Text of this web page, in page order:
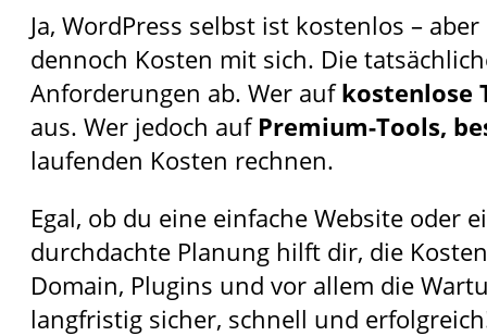
Ja, WordPress selbst ist kostenlos –
dennoch Kosten mit sich. Die
Anforderungen ab. Wer aufkostenlose
aus. Wer jedoch aufPremium-Tools,
laufenden Kosten rechnen.
Egal, ob du eine einfache Website oder
durchdachte Planung hilft dir, die
Domain, Plugins und vor allem die
langfristig sicher, schnell und